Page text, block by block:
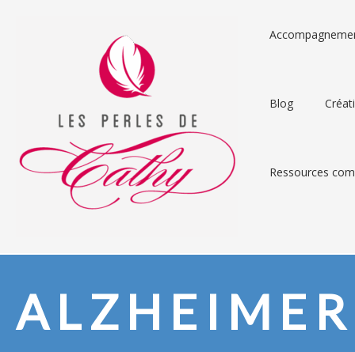
Blog
Ressources
ALZHEIMER